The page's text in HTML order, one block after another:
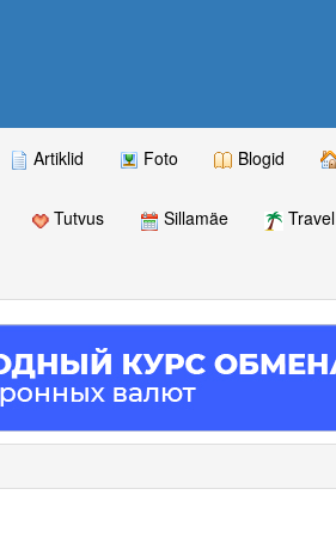
Artiklid Foto Blogid
Tutvus Sillamäe
Travel